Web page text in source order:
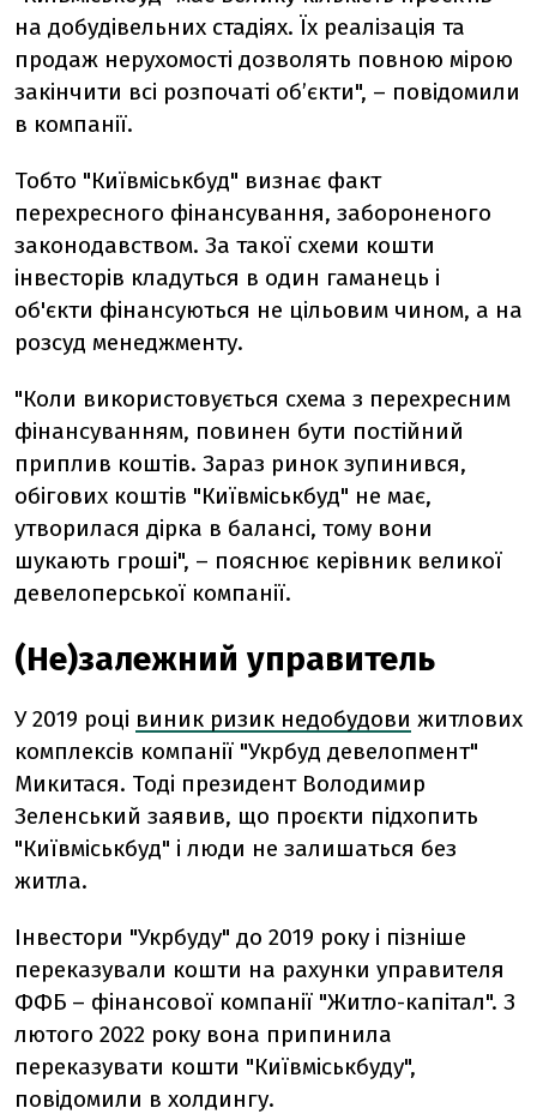
на добудівельних стадіях. Їх реалізація та
продаж нерухомості дозволять повною мірою
закінчити всі розпочаті об’єкти", – повідомили
в компанії.
Тобто "Київміськбуд" визнає факт
перехресного фінансування, забороненого
законодавством. За такої схеми кошти
інвесторів кладуться в один гаманець і
об'єкти фінансуються не цільовим чином, а на
розсуд менеджменту.
"Коли використовується схема з перехресним
фінансуванням, повинен бути постійний
приплив коштів. Зараз ринок зупинився,
обігових коштів "Київміськбуд" не має,
утворилася дірка в балансі, тому вони
шукають гроші", – пояснює керівник великої
девелоперської компанії.
(Не)залежний управитель
У 2019 році виник ризик недобудови житлових
комплексів компанії "Укрбуд девелопмент"
Микитася. Тоді президент Володимир
Зеленський заявив, що проєкти підхопить
"Київміськбуд" і люди не залишаться без
житла.
Інвестори "Укрбуду" до 2019 року і пізніше
переказували кошти на рахунки управителя
ФФБ – фінансової компанії "Житло-капітал". З
лютого 2022 року вона припинила
переказувати кошти "Київміськбуду",
повідомили в холдингу.